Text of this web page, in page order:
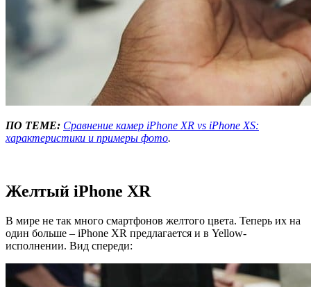
ПО ТЕМЕ: Сравнение камер iPhone XR vs iPhone XS:
характеристики и примеры фото.
Желтый iPhone XR
В мире не так много смартфонов желтого цвета. Теперь их на
один больше – iPhone XR предлагается и в Yellow-
исполнении. Вид спереди: